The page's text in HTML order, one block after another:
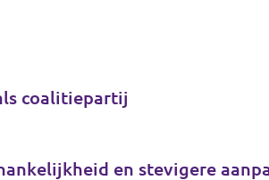
coalitiepartij
en stevigere